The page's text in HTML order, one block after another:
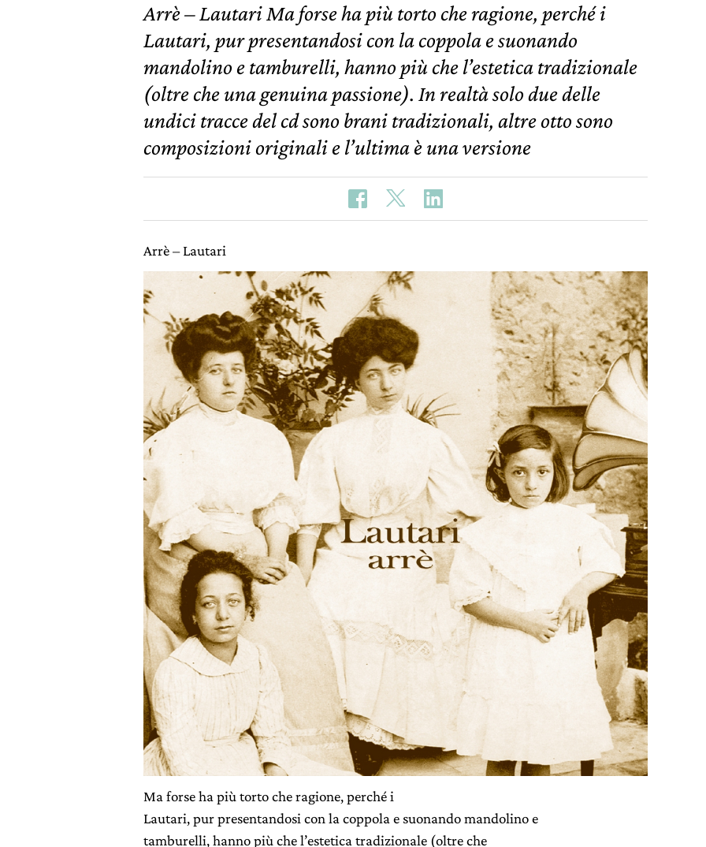
Arrè – Lautari Ma forse ha più torto che ragione, perché i
Lautari, pur presentandosi con la coppola e suonando
mandolino e tamburelli, hanno più che l’estetica tradizionale
(oltre che una genuina passione). In realtà solo due delle
undici tracce del cd sono brani tradizionali, altre otto sono
composizioni originali e l’ultima è una versione
Arrè – Lautari
Ma forse ha più torto che ragione, perché i
Lautari, pur presentandosi con la coppola e suonando mandolino e
tamburelli, hanno più che l’estetica tradizionale (oltre che